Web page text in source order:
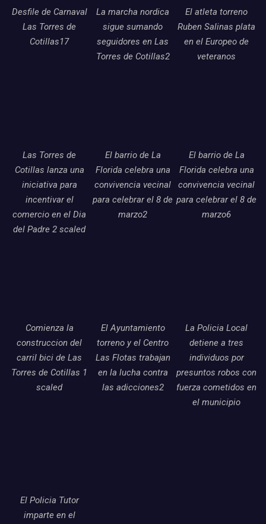
Desfile de Carnaval
Las Torres de
Cotillas17
La marcha nordica
sigue sumando
seguidores en Las
Torres de Cotillas2
El atleta torreno
Ruben Salinas plata
en el Europeo de
veteranos
Las Torres de
Cotillas lanza una
iniciativa para
incentivar el
comercio en el Dia
del Padre 2 scaled
El barrio de La
Florida celebra una
convivencia vecinal
para celebrar el 8 de
marzo2
El barrio de La
Florida celebra una
convivencia vecinal
para celebrar el 8 de
marzo6
Comienza la
construccion del
carril bici de Las
Torres de Cotillas 1
scaled
El Ayuntamiento
torreno y el Centro
Las Flotas trabajan
en la lucha contra
las adicciones2
La Policia Local
detiene a tres
individuos por
presuntos robos con
fuerza cometidos en
el municipio
El Policia Tutor
imparte en el